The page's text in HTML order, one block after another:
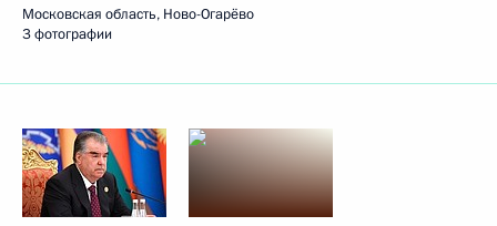
Московская область, Ново-Огарёво
3 фотографии